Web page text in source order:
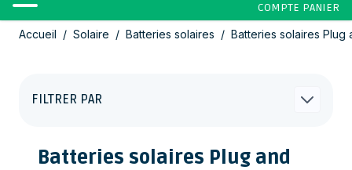
COMPTE PANIER
Allez au contenu
Accueil / Solaire / Batteries solaires / Batteries solaires Plug
FILTRER PAR
Batteries solaires Plug and